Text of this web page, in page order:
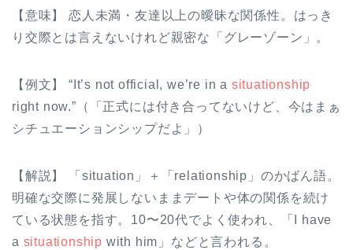
【意味】 恋人未満・友達以上の曖昧な関係性。はっき
り交際とは言えないけれど親密な「グレーゾーン」。
【例文】 “It’s not official, we’re in a situationship
right now.”（「正式には付き合ってないけど、今はまぁ
シチュエーションシップだよ」）
【解説】 「situation」＋「relationship」のかばん語。
明確な交際に発展しないままデートや体の関係を続け
ている状態を指す。10〜20代でよく使われ、「I have
a situationship with him」などと言われる。